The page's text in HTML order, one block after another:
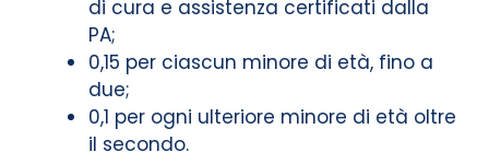
di cura e assistenza certificati dalla
PA;
0,15 per ciascun minore di età, fino a
due;
0,1 per ogni ulteriore minore di età oltre
il secondo.